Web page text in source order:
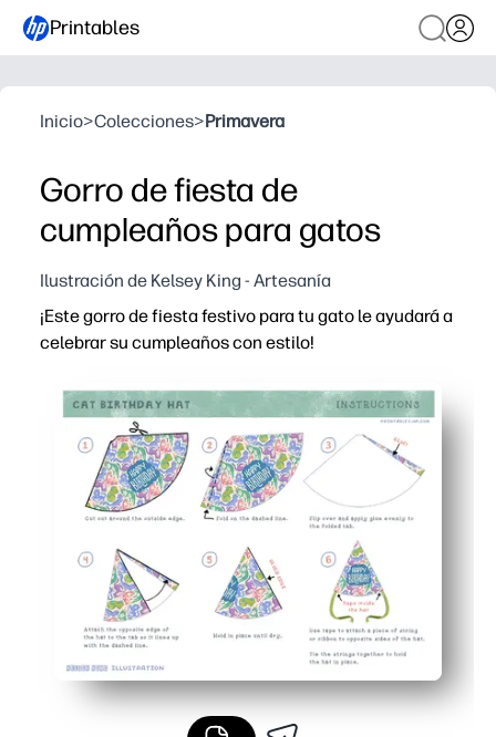
Printables
Inicio>Colecciones>Primavera
Gorro de fiesta de
cumpleaños para gatos
Ilustración de Kelsey King - Artesanía
¡Este gorro de fiesta festivo para tu gato le ayudará a
celebrar su cumpleaños con estilo!
Imprime en casa en cuestión de minutos, solo
La plantilla ajustable se adapta a gatos pequeños y
Manualidades aptas para niños que pueden hacer
Accesorio perfecto: personalízalo con el nombre de